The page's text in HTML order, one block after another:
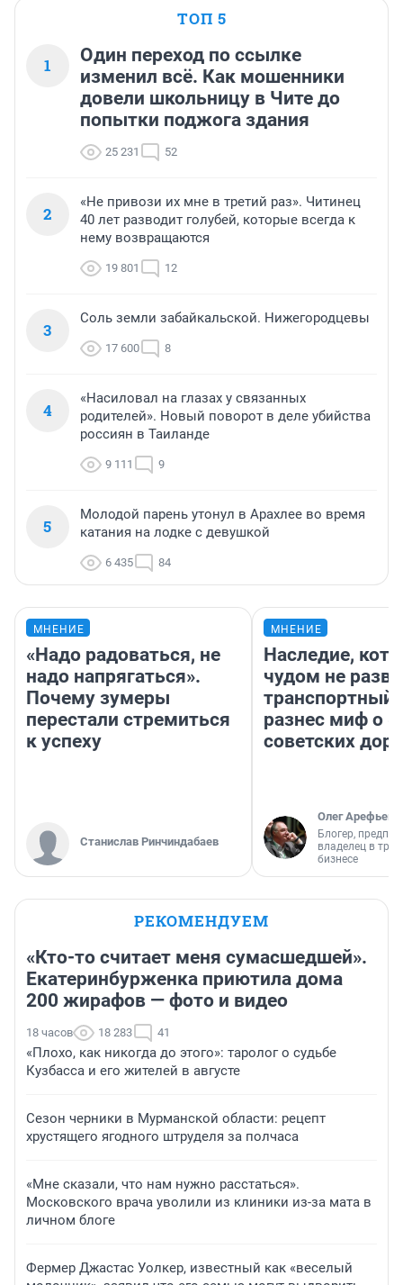
ТОП 5
1
Один переход по ссылке
изменил всё. Как мошенники
довели школьницу в Чите до
попытки поджога здания
25 231 52
2
«Не привози их мне в третий раз». Читинец
40 лет разводит голубей, которые всегда к
нему возвращаются
19 801 12
3
Соль земли забайкальской. Нижегородцевы
17 600 8
4
«Насиловал на глазах у связанных
родителей». Новый поворот в деле убийства
россиян в Таиланде
9 111 9
5
Молодой парень утонул в Арахлее во время
катания на лодке с девушкой
6 435 84
МНЕНИЕ
«Надо радоваться, не
надо напрягаться».
Почему зумеры
перестали стремиться
к успеху
Станислав Ринчиндабаев
МНЕНИЕ
Наследие,
чудом не
транспортный
разнес миф о
советских
Олег Арефьев
Блогер,
владелец в
бизнесе
РЕКОМЕНДУЕМ
«Кто-то считает меня сумасшедшей».
Екатеринбурженка приютила дома
200 жирафов — фото и видео
18 часов 18 283 41
«Плохо, как никогда до этого»: таролог о судьбе
Кузбасса и его жителей в августе
Сезон черники в Мурманской области: рецепт
хрустящего ягодного штруделя за полчаса
«Мне сказали, что нам нужно расстаться».
Московского врача уволили из клиники из-за мата в
личном блоге
Фермер Джастас Уолкер, известный как «веселый